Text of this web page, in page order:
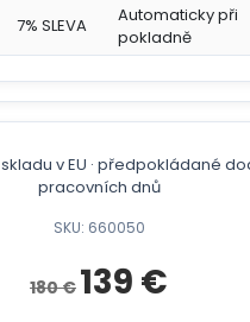
7% SLEVA
Automaticky při
pokladně
v EU · předpokládané
pracovních dnů
SKU: 660050
180€
Původní
cena
139 €